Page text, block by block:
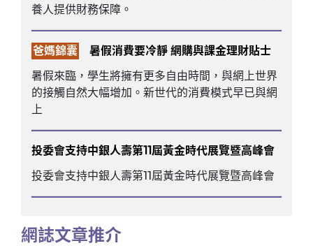
養人提供財務保障。
爸媽錦囊
暑假消費要冷靜 網購與課金理財貼士
暑假來臨，學生將擁有更多自由時間，與網上世界
的接觸自然大幅增加。新世代的消費模式早已與網
上
投委會支持中銀人壽第11屆黃金時代展覽暨高峰會
投委會支持中銀人壽第11屆黃金時代展覽暨高峰會
網誌文章推介